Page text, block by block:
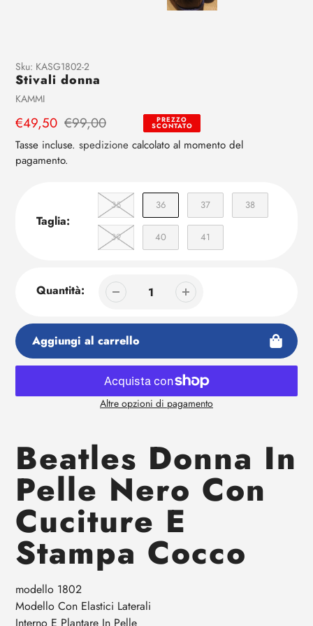
Aggiunta
di
prodotto
tuo
carrello
Sku: KASG1802-2
Stivali donna
Venditrice
KAMMI
Prezzo
di
vendita
€49,50
Prezzo
regolare
€99,00 PREZZO
SCONTATO
Tasse incluse. spedizione calcolato al momento del
pagamento.
Taglia:
35 36 37 38
39 40 41
Quantità:
Aggiungi al carrello
Altre opzioni di pagamento
prodotto
tuo
carrello
Beatles Donna In
Pelle Nero Con
Cuciture E
Stampa Cocco
modello 1802
Modello Con Elastici Laterali
Interno E Plantare In Pelle